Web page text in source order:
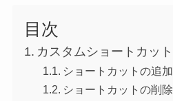
目次
カスタムショートカット
ショートカットの追加
ショートカットの削除